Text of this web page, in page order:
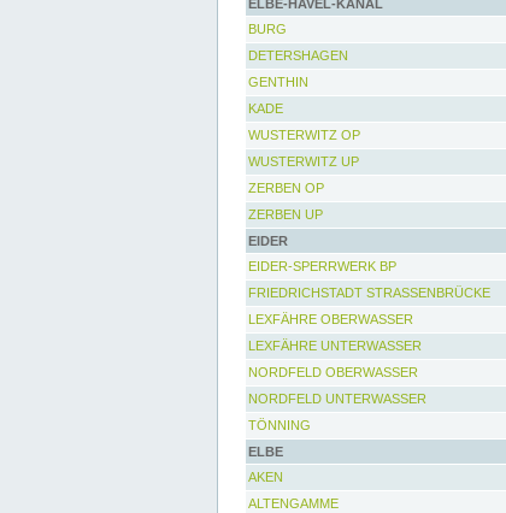
ELBE-HAVEL-KANAL
BURG
DETERSHAGEN
GENTHIN
KADE
WUSTERWITZ OP
WUSTERWITZ UP
ZERBEN OP
ZERBEN UP
EIDER
EIDER-SPERRWERK BP
FRIEDRICHSTADT STRASSENBRÜCKE
LEXFÄHRE OBERWASSER
LEXFÄHRE UNTERWASSER
NORDFELD OBERWASSER
NORDFELD UNTERWASSER
TÖNNING
ELBE
AKEN
ALTENGAMME